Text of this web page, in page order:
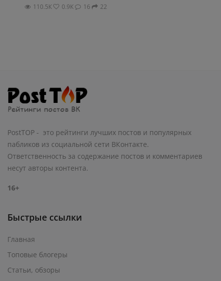
110.5К 0.9К 16 22
PostTOP - это рейтинги лучших постов и популярных
пабликов из социальной сети ВКонтакте.
Ответственность за содержание постов и комментариев
несут авторы контента.
16+
Быстрые ссылки
Главная
Топовые блогеры
Статьи, обзоры